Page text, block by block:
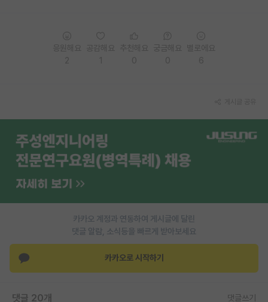
카카오 계정과 연동하여 게시글에 달린
댓글 알람, 소식등을 빠르게 받아보세요
카카오로 시작하기
댓글 20개 댓글쓰기